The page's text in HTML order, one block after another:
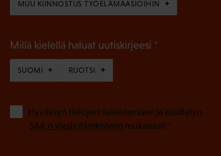
MUU KIINNOSTUS TYÖELÄMÄASIOIHIN
Millä kielellä haluat uutiskirjeesi
o
l
SUOMI RUOTSI
Hyväksyn tietojeni tallentamisen ja käsittelyn
SAK:n viestintärekisterin mukaisesti *